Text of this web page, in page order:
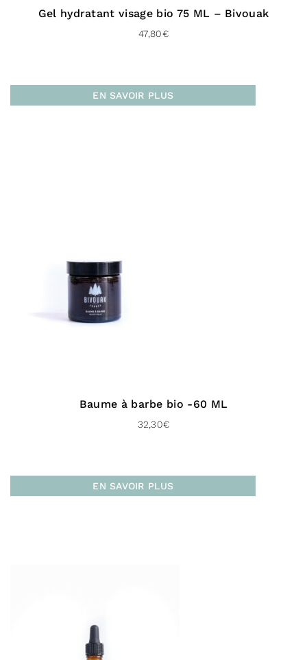
Gel hydratant visage bio 75 ML – Bivouak
47,80€
EN SAVOIR PLUS
Baume à barbe bio -60 ML
32,30€
EN SAVOIR PLUS